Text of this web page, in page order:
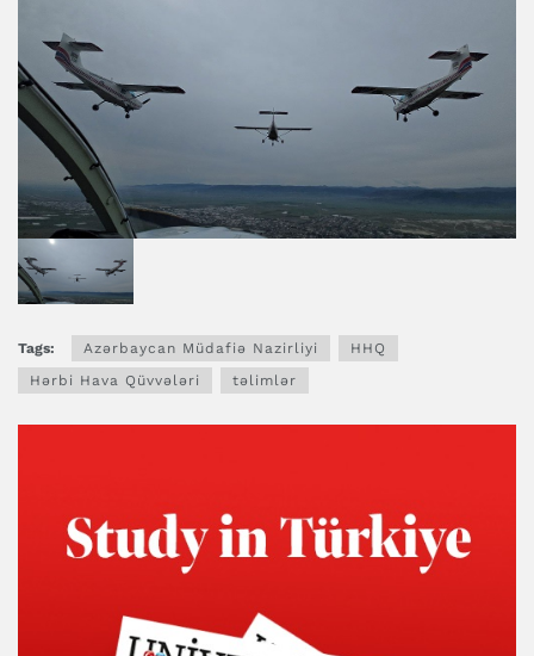
Tags: Azərbaycan Müdafiə Nazirliyi
HHQ
Hərbi Hava Qüvvələri
təlimlər